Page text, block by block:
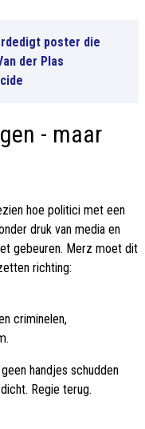
poster die
der Plas
- maar
hoe politici met een
druk van media en
gebeuren. Merz moet dit
richting:
criminelen,
handjes schudden
Regie terug.